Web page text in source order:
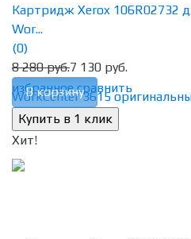
избранное сравнить
Картридж Xerox 106R02732
Wor...
(0)
8 280 руб.7 130 руб.
В корзину
Хит!